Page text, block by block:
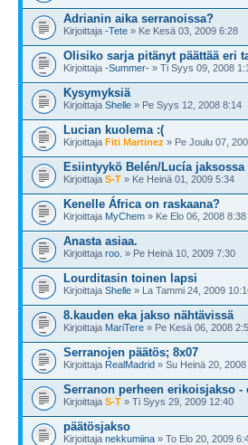
Adrianin aika serranoissa?
Kirjoittaja -Tete » Ke Kesä 03, 2009 6:28
Olisiko sarja pitänyt päättää eri
Kirjoittaja -Summer- » Ti Syys 09, 2008
Kysymyksiä
Kirjoittaja Shelle » Pe Syys 12, 2008 8:14
Lucian kuolema :(
Kirjoittaja Fiti Martinez » Pe Joulu 07,
Esiintyykö Belén/Lucía jaksossa
Kirjoittaja S-T » Ke Heinä 01, 2009 5:34
Kenelle África on raskaana?
Kirjoittaja MyChem » Ke Elo 06, 2008 8:38
Anasta asiaa.
Kirjoittaja roo. » Pe Heinä 10, 2009 7:30
Lourditasin toinen lapsi
Kirjoittaja Shelle » La Tammi 24, 2009
8.kauden eka jakso nähtävissä
Kirjoittaja MariTere » Pe Kesä 06, 2008
Serranojen päätös; 8x07
Kirjoittaja RealMadrid » Su Heinä 20,
Serranon perheen erikoisjakso -
Kirjoittaja S-T » Ti Syys 29, 2009 12:40
päätösjakso
Kirjoittaja nekkumiina » To Elo 20, 2009